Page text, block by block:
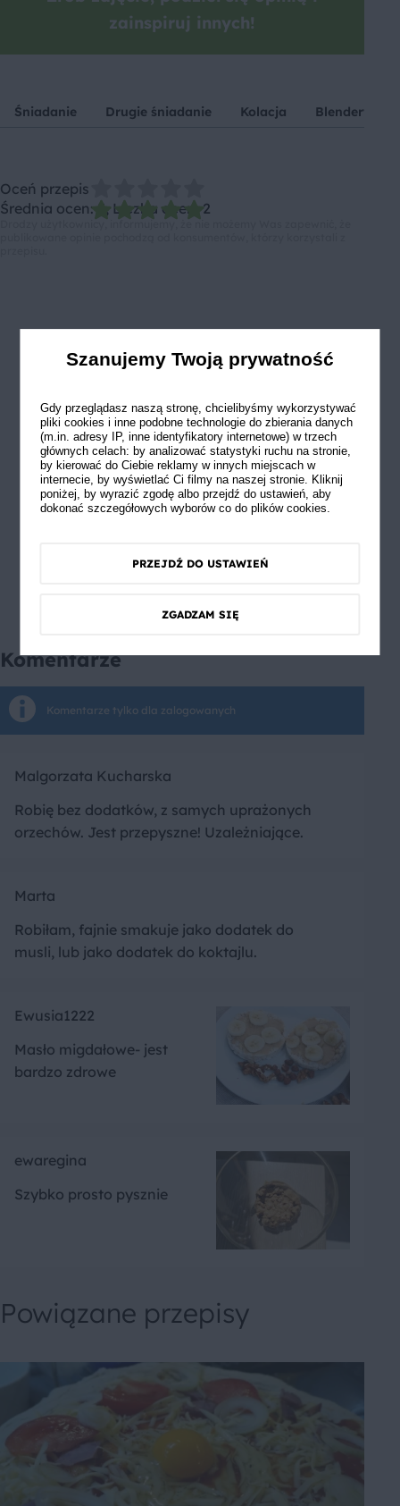
zainspiruj innych!
Śniadanie Drugie śniadanie Kolacja Blendery
Oceń przepis
Średnia ocen: 5, Liczba ocen: 2
Komentarze
Komentarze tylko dla zalogowanych
Malgorzata Kucharska
Robię bez dodatków, z samych uprażonych
orzechów. Jest przepyszne! Uzależniające.
Marta
Robiłam, fajnie smakuje jako dodatek do
musli, lub jako dodatek do koktajlu.
Ewusia1222
Masło migdałowe- jest
bardzo zdrowe
ewaregina
Szybko prosto pysznie
Powiązane przepisy
Szanujemy Twoją prywatność
Gdy przeglądasz naszą stronę, chcielibyśmy wykorzystywać
pliki cookies i inne podobne technologie do zbierania danych
(m.in. adresy IP, inne identyfikatory internetowe) w trzech
głównych celach: by analizować statystyki ruchu na stronie,
by kierować do Ciebie reklamy w innych miejscach w
internecie, by wyświetlać Ci filmy na naszej stronie. Kliknij
poniżej, by wyrazić zgodę albo przejdź do ustawień, aby
dokonać szczegółowych wyborów co do plików cookies.
PRZEJDŹ DO USTAWIEŃ
ZGADZAM SIĘ